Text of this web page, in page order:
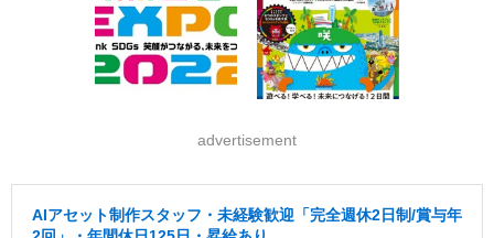
advertisement
AIアセット制作スタッフ・未経験歓迎「完全週休2日制/賞与年